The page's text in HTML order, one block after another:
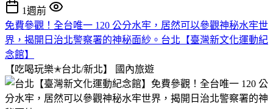
1週前
免費參觀！全台唯一 120 公分水牢，居然可以參觀神秘水牢世
界，揭開日治北警察署的神秘面紗。台北【臺灣新文化運動紀
念館】
【吃喝玩樂✭台北/新北】
國內旅遊